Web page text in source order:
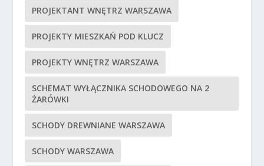
PROJEKTANT WNĘTRZ WARSZAWA
PROJEKTY MIESZKAŃ POD KLUCZ
PROJEKTY WNĘTRZ WARSZAWA
SCHEMAT WYŁĄCZNIKA SCHODOWEGO NA 2
ŻARÓWKI
SCHODY DREWNIANE WARSZAWA
SCHODY WARSZAWA